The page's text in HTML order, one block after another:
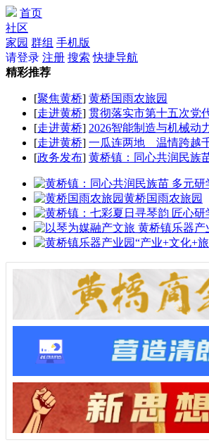
首页
社区
家园 群组 手机版
请登录 注册 搜索 快捷导航
精彩推荐
[聚焦黄桥] 黄桥国雨农旅园
[走进黄桥] 贯彻落实市第十五次党
[走进黄桥] 2026智能制造与机械动
[走进黄桥] 一瓜连两地 温情跨越
[政务发布] 黄桥镇：同心共润民族
黄桥国雨农旅园